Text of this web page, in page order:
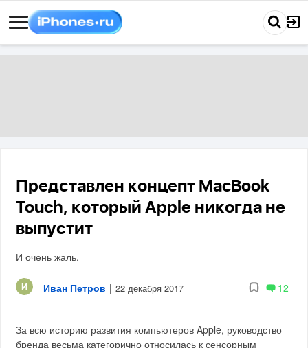
Представлен концепт MacBook
Touch, который Apple никогда не
выпустит
И очень жаль.
Иван Петров | 22 декабря 2017 12
За всю историю развития компьютеров Apple, руководство
бренда весьма категорично относилась к сенсорным